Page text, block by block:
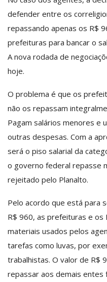
defender entre os
repassando apenas os R$
prefeituras para bancar o
A nova rodada de
hoje.
O problema é que os
não os repassam
Pagam salários menores e
outras despesas. Com a
será o piso salarial da
o governo federal repasse
rejeitado pelo Planalto.
Pelo acordo que está para
R$ 960, as prefeituras e
materiais usados pelos
tarefas como luvas, por
trabalhistas. O valor de R$
repassar aos demais